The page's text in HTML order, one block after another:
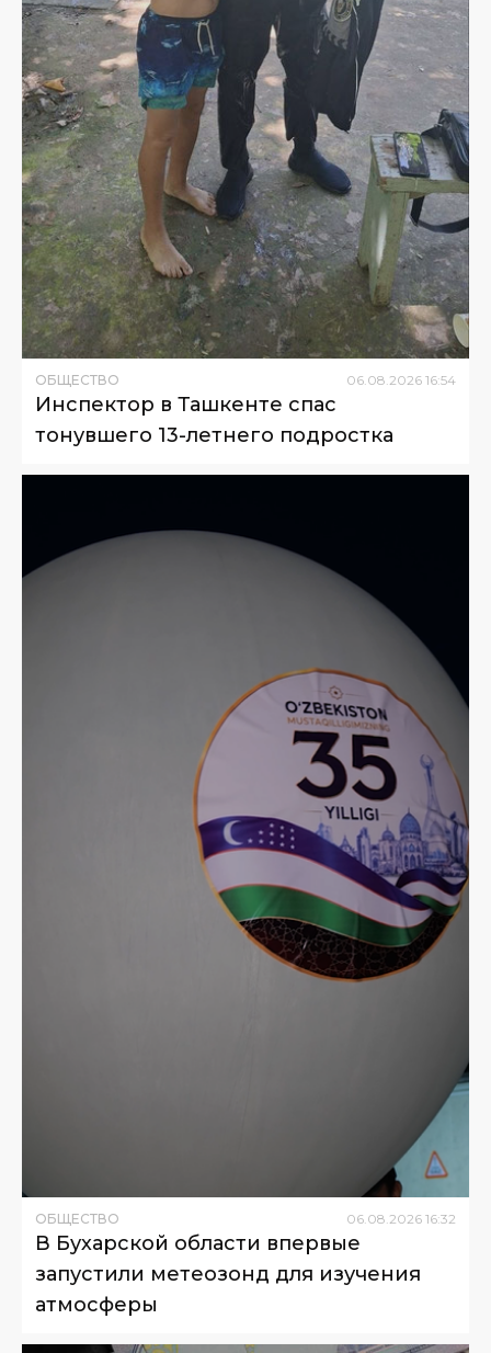
ОБЩЕСТВО 06.08.2026 16:54
Инспектор в Ташкенте спас
тонувшего 13-летнего подростка
ОБЩЕСТВО 06.08.2026 16:32
В Бухарской области впервые
запустили метеозонд для изучения
атмосферы